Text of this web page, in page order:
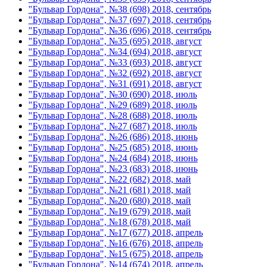
"Бульвар Гордона", №38 (698) 2018, сентябрь
"Бульвар Гордона", №37 (697) 2018, сентябрь
"Бульвар Гордона", №36 (696) 2018, сентябрь
"Бульвар Гордона", №35 (695) 2018, август
"Бульвар Гордона", №34 (694) 2018, август
"Бульвар Гордона", №33 (693) 2018, август
"Бульвар Гордона", №32 (692) 2018, август
"Бульвар Гордона", №31 (691) 2018, август
"Бульвар Гордона", №30 (690) 2018, июль
"Бульвар Гордона", №29 (689) 2018, июль
"Бульвар Гордона", №28 (688) 2018, июль
"Бульвар Гордона", №27 (687) 2018, июль
"Бульвар Гордона", №26 (686) 2018, июнь
"Бульвар Гордона", №25 (685) 2018, июнь
"Бульвар Гордона", №24 (684) 2018, июнь
"Бульвар Гордона", №23 (683) 2018, июнь
"Бульвар Гордона", №22 (682) 2018, май
"Бульвар Гордона", №21 (681) 2018, май
"Бульвар Гордона", №20 (680) 2018, май
"Бульвар Гордона", №19 (679) 2018, май
"Бульвар Гордона", №18 (678) 2018, май
"Бульвар Гордона", №17 (677) 2018, апрель
"Бульвар Гордона", №16 (676) 2018, апрель
"Бульвар Гордона", №15 (675) 2018, апрель
"Бульвар Гордона", №14 (674) 2018, апрель